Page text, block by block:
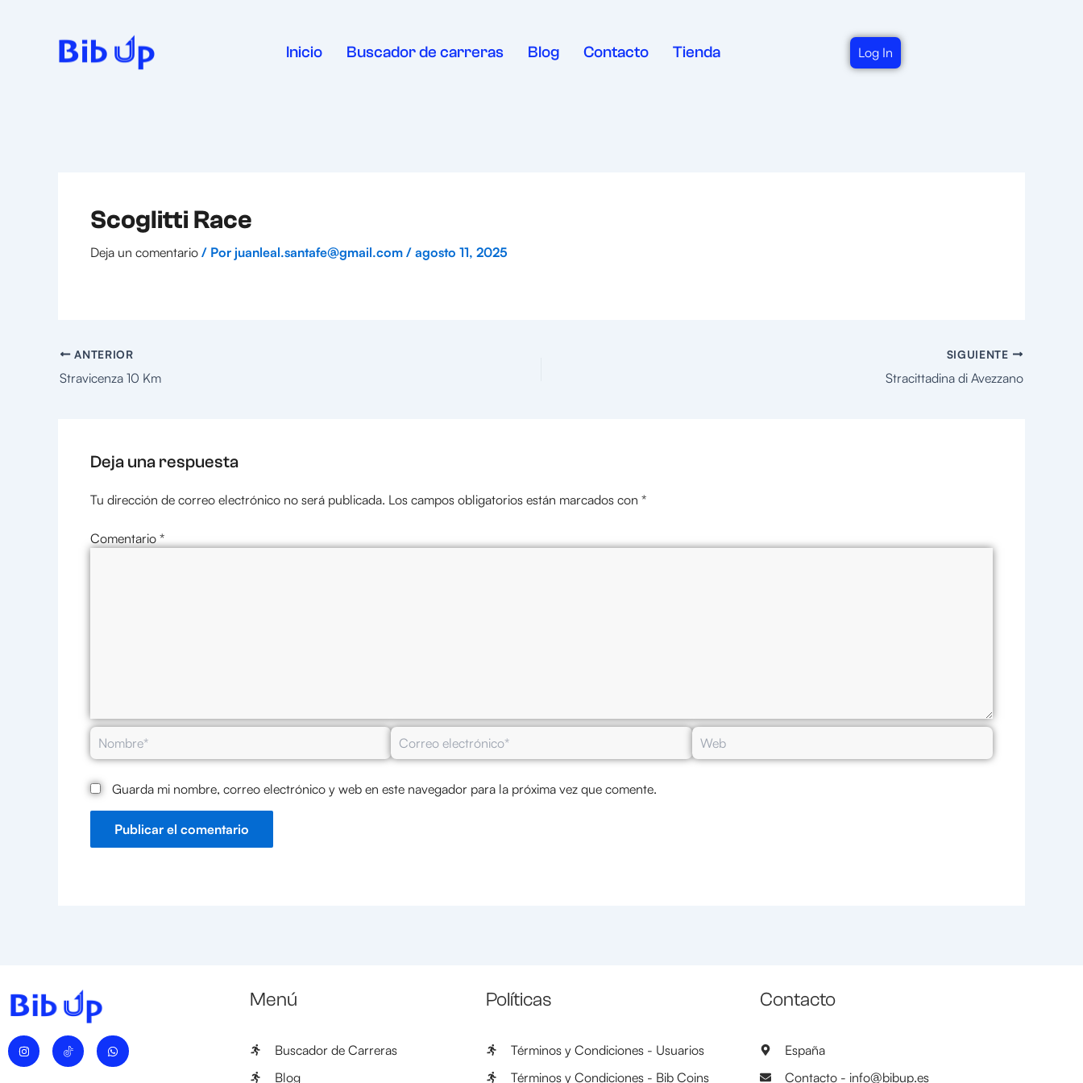
Inicio Buscador de carreras Blog Contacto Tienda Log In
Scoglitti Race
Deja un comentario / Por juanleal.santafe@gmail.com / agosto 11, 2025
ANTERIOR
Stravicenza 10 Km
SIGUIENTE
Stracittadina di Avezzano
Deja una respuesta
Tu dirección de correo electrónico no será publicada. Los campos obligatorios están marcados con *
Comentario *
Nombre*
Correo
electrónico*
Web
Guarda mi nombre, correo electrónico y web en este navegador para la próxima vez que comente.
I
n
W
h
Menú
Buscador de Carreras
Blog
Políticas
Términos y Condiciones - Usuarios
Términos y Condiciones - Bib Coins
Contacto
España
Contacto - info@bibup.es